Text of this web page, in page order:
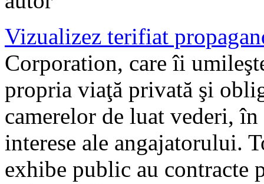
Vizualizez terifiat
Corporation, care îi
propria viaţă privată şi
camerelor de luat vederi,
interese ale angajatorului.
exhibe public au contracte